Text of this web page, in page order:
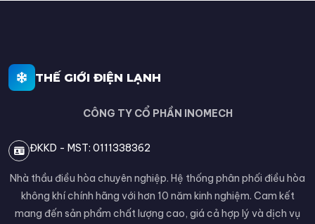
THẾ GIỚI ĐIỆN LẠNH
CÔNG TY CỔ PHẦN INOMECH
ĐKKD - MST: 0111338362
Nhà thầu điều hòa chuyên nghiệp. Hệ thống phân phối điều hòa
không khí chính hãng với hơn 10 năm kinh nghiệm. Cam kết
mang đến sản phẩm chất lượng cao, giá cả hợp lý và dịch vụ